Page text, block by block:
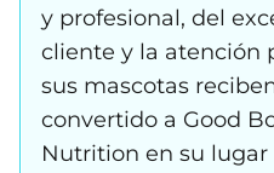
y profesional, del
cliente y la atención
sus mascotas
convertido a Good
Nutrition en su